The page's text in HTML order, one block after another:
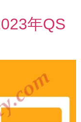
年QS